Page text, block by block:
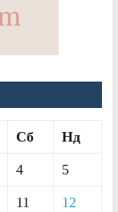
Сб Нд
4 5
11 12